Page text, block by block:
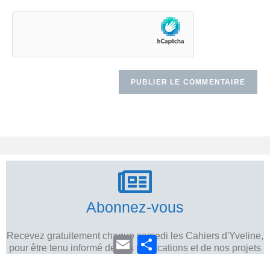
Abonnez-vous
Recevez gratuitement chaque samedi les Cahiers d'Yveline,
pour être tenu informé de nos publications et de nos projets
E
m
P
a